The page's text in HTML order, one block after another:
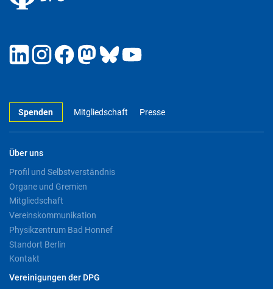
Spenden Mitgliedschaft Presse
Über uns
Profil und Selbstverständnis
Organe und Gremien
Mitgliedschaft
Vereinskommunikation
Physikzentrum Bad Honnef
Standort Berlin
Kontakt
Vereinigungen der DPG